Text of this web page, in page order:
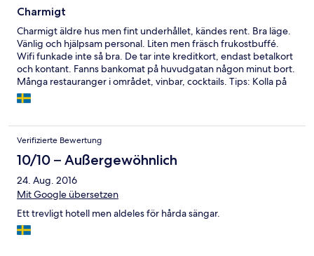
Charmigt
Charmigt äldre hus men fint underhållet, kändes rent. Bra läge.
Vänlig och hjälpsam personal. Liten men fräsch frukostbuffé.
Wifi funkade inte så bra. De tar inte kreditkort, endast betalkort
och kontant. Fanns bankomat på huvudgatan någon minut bort.
Många restauranger i området, vinbar, cocktails. Tips: Kolla på
Google Maps när ni letar lunch, fika eller middagställen.
Verifizierte Bewertung
10/10 – Außergewöhnlich
24. Aug. 2016
Mit Google übersetzen
Ett trevligt hotell men aldeles för hårda sängar.